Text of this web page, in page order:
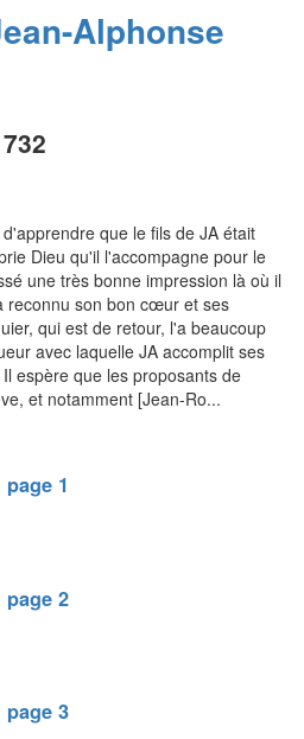
Alphonse
que le fils de JA était
Dieu qu'il l'accompagne pour le
une très bonne impression là où il
reconnu son bon cœur et ses
qui est de retour, l'a beaucoup
avec laquelle JA accomplit ses
espère que les proposants de
et notamment [Jean-Ro...
page 1
page 2
page 3